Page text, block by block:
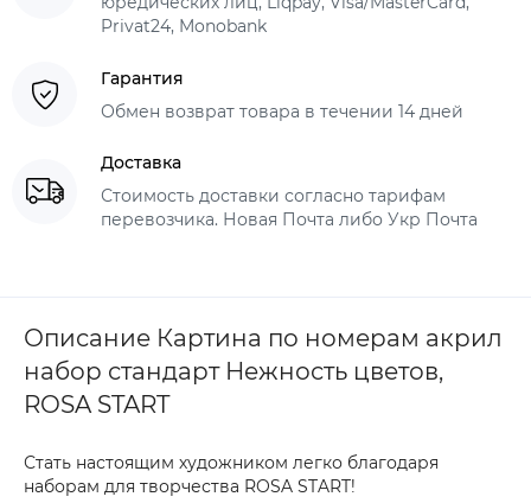
Privat24, Monobank
Гарантия
Обмен возврат товара в течении 14 дней
Доставка
Стоимость доставки согласно тарифам
перевозчика. Новая Почта либо Укр Почта
Описание Картина по номерам акрил
набор стандарт Нежность цветов,
ROSA START
Стать настоящим художником легко благодаря
наборам для творчества ROSA START!